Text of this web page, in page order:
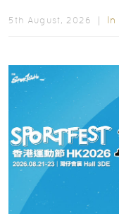
5th August, 2026 ｜ In